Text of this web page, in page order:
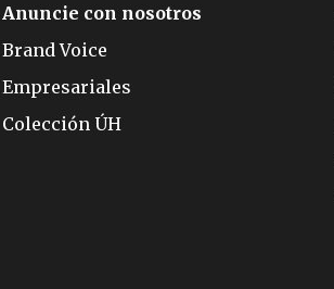
Anuncie con nosotros
Brand Voice
Empresariales
Colección ÚH